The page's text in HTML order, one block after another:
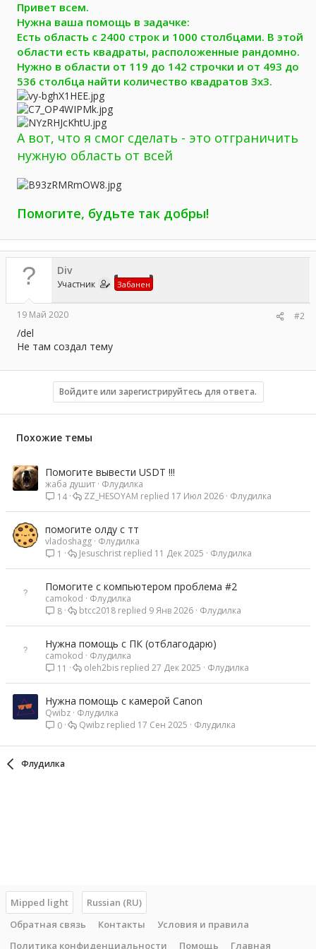
Привет всем.
Нужна ваша помощь в задачке:
Есть область с 2400 строк и 1000 столбцами. В этой
области есть квадраты, расположенные рандомно.
Нужно в области от 119 до 142 строчки и от 493 до
536 столбца найти количество квадратов 3х3.
А вот, что я смог сделать - это отграничить
нужную область от всей
Помогите, будьте так добры!
Div
Участник Забанен
19 Май 2020 #2
/del
Не там создал тему
Войдите или зарегистрируйтесь для ответа.
Похожие темы
Помогите вывести USDT !!!
жаба душит Флудилка
14
Флудилка
17 Июл 2026
ZZ_HESOYAM
помогите олду с тт
vladoshagg Флудилка
1
Флудилка
11 Дек 2025
Jesuschrist
Помогите с компьютером проблема #2
camokod
Флудилка
8
Флудилка
9 Янв 2026
btcc2018
Нужна помощь с ПК (отблагодарю)
camokod
Флудилка
11
Флудилка
27 Дек 2025
oleh2bis
Нужна помощь с камерой Canon
Qwibz Флудилка
0
Флудилка
17 Сен 2025
Qwibz
Флудилка
Mipped light
Russian (RU)
Обратная связь
Контакты
Условия и правила
Политика конфиденциальности
Помощь Главная